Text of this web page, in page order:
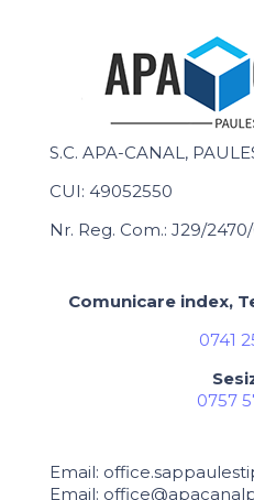
S.C. APA-CANAL,
CUI: 49052550
Nr. Reg. Com.: J29/2470/
Comunicare index,
0741
0757
Email:
Email: